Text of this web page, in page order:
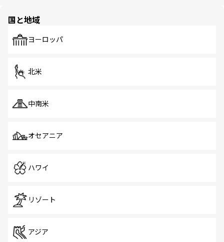
で、ホーカーズは地元の風情を楽しめる外せないスポット
国と地域
ヨーロッパ
北米
中南米
オセアニア
ハワイ
リゾート
アジア